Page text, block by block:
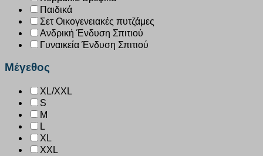
Παιδικά
Σετ Οικογενειακές πυτζάμες
Ανδρική Ένδυση Σπιτιού
Γυναικεία Ένδυση Σπιτιού
Μέγεθος
XL/XXL
S
M
L
XL
XXL